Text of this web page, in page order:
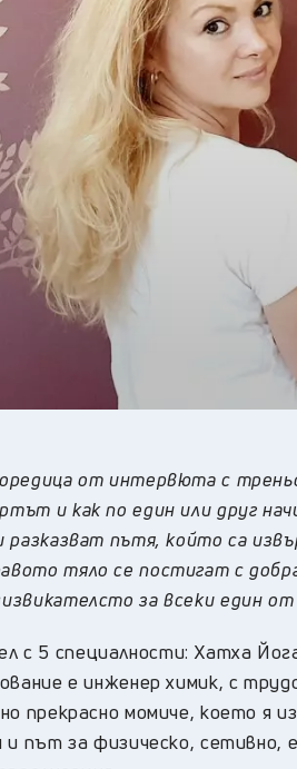
Перник, 19 °C
Плевен 22°C
Пловдив 22°C
Разград , 21 °C
Русе 23°C
Силистра 22°C
Сливен , 20°C
Смолян , 15°C
София , 20°C
Стара Загора
Търговище
21
21°C
Ямбол, 20°C
от интервюта с
и как по един или друг
пътя, който са
тяло се постигат с
за всеки един от
с 5 специалности: Хатха
е инженер химик, с
прекрасно момиче, което я
път за физическо, сетивно,